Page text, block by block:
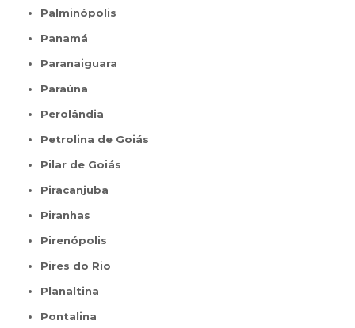
Palminópolis
Panamá
Paranaiguara
Paraúna
Perolândia
Petrolina de Goiás
Pilar de Goiás
Piracanjuba
Piranhas
Pirenópolis
Pires do Rio
Planaltina
Pontalina